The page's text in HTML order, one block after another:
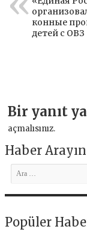
конные
детей с ОВЗ
Bir yanıt
açmalısınız.
Haber Arayın
Popüler